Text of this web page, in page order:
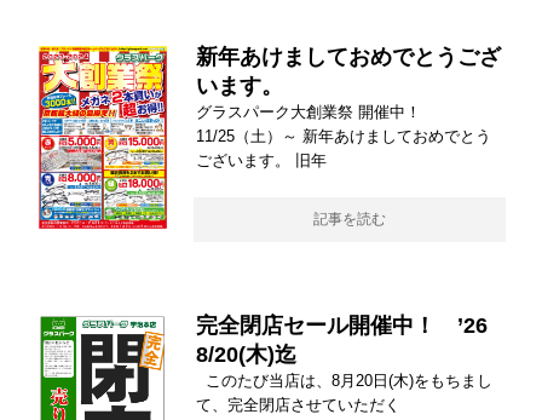
新年あけましておめでとうござ
います。
グラスパーク大創業祭 開催中！
11/25（土）～ 新年あけましておめでとう
ございます。 旧年
記事を読む
完全閉店セール開催中！ ’26
8/20(木)迄
このたび当店は、8月20日(木)をもちまし
て、完全閉店させていただく